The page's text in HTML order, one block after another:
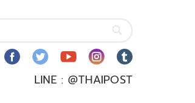
LINE : @THAIPOST